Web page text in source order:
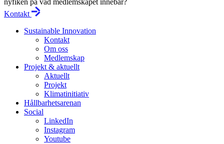
nyfiken på vad medlemskapet innebär?
Kontakt
Sustainable Innovation
Kontakt
Om oss
Medlemskap
Projekt & aktuellt
Aktuellt
Projekt
Klimatinitiativ
Hållbarhetsarenan
Social
LinkedIn
Instagram
Youtube